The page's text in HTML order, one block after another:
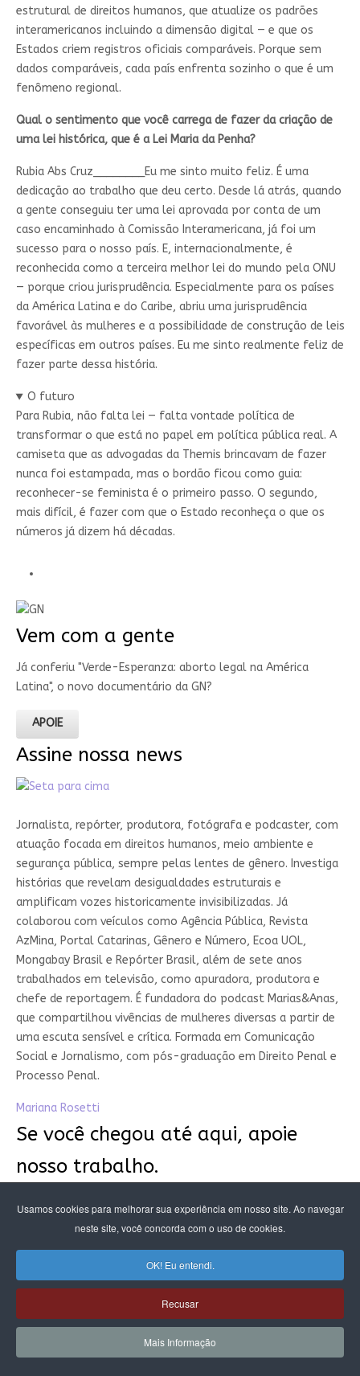
Usamos cookies para melhorar sua experiência em nosso site. Ao navegar
neste site, você concorda com o uso de cookies.
OK! Eu entendi.
Recusar
Mais Informação
estrutural de direitos humanos, que atualize os padrões
interamericanos incluindo a dimensão digital — e que os
Estados criem registros oficiais comparáveis. Porque sem
dados comparáveis, cada país enfrenta sozinho o que é um
fenômeno regional.
Qual o sentimento que você carrega de fazer da criação de
uma lei histórica, que é a Lei Maria da Penha?
Rubia Abs Cruz________
Eu me sinto muito feliz. É uma
dedicação ao trabalho que deu certo. Desde lá atrás, quando
a gente conseguiu ter uma lei aprovada por conta de um
caso encaminhado à Comissão Interamericana, já foi um
sucesso para o nosso país. E, internacionalmente, é
reconhecida como a terceira melhor lei do mundo pela ONU
— porque criou jurisprudência. Especialmente para os países
da América Latina e do Caribe, abriu uma jurisprudência
favorável às mulheres e a possibilidade de construção de leis
específicas em outros países. Eu me sinto realmente feliz de
fazer parte dessa história.
O futuro
Para Rubia, não falta lei — falta vontade política de
transformar o que está no papel em política pública real. A
camiseta que as advogadas da Themis brincavam de fazer
nunca foi estampada, mas o bordão ficou como guia:
reconhecer-se feminista é o primeiro passo. O segundo,
mais difícil, é fazer com que o Estado reconheça o que os
números já dizem há décadas.
Vem com a gente
Já conferiu "Verde-Esperanza: aborto legal na América
Latina", o novo documentário da GN?
APOIE
Assine nossa news
Jornalista, repórter, produtora, fotógrafa e podcaster, com
atuação focada em direitos humanos, meio ambiente e
segurança pública, sempre pelas lentes de gênero. Investiga
histórias que revelam desigualdades estruturais e
amplificam vozes historicamente invisibilizadas. Já
colaborou com veículos como Agência Pública, Revista
AzMina, Portal Catarinas, Gênero e Número, Ecoa UOL,
Mongabay Brasil e Repórter Brasil, além de sete anos
trabalhados em televisão, como apuradora, produtora e
chefe de reportagem. É fundadora do podcast Marias&Anas,
que compartilhou vivências de mulheres diversas a partir de
uma escuta sensível e crítica. Formada em Comunicação
Social e Jornalismo, com pós-graduação em Direito Penal e
Processo Penal.
Mariana Rosetti
Se você chegou até aqui, apoie
nosso trabalho.
produzindo o jornalismo urgente que fazemos, que revela,
com análises, dados e contexto, as questões críticas das
desigualdades de raça e de gênero no país.
Somos jornalistas, designers, cientistas de dados e
pesquisadoras que produzem informação de qualidade para
embasar discursos de mudança. São muitos padrões e
estereótipos que precisam ser desnaturalizados.